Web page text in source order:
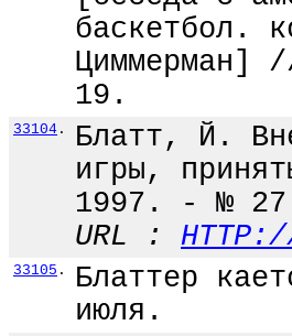
баскетбол.
Циммерман]
19.
33104 .
Блатт, Й.
игры,
1997. - №
URL :
33105 .
Блаттер
июля.